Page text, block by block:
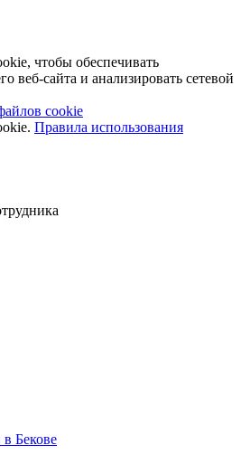
чтобы обеспечивать
веб-сайта и анализировать сетевой
cookie
Правила использования
Бекове